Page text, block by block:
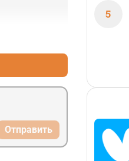
Отправить
5